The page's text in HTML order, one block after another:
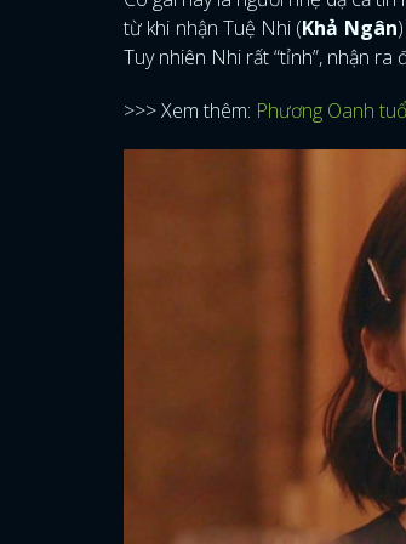
từ khi nhận Tuệ Nhi (Khả Ngân
Tuy nhiên Nhi rất “tỉnh”, nhận
>>> Xem thêm: Phương Oanh